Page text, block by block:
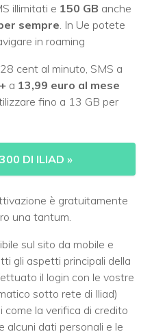
illimitati e 150 GB anche
sempre. In Ue potete
in roaming
cent al minuto, SMS a
a 13,99 euro al mese
fino a 13 GB per
DI ILIAD »
è gratuitamente
una tantum.
sul sito da mobile e
gli aspetti principali della
il login con le vostre
sotto rete di Iliad)
la verifica di credito
alcuni dati personali e le